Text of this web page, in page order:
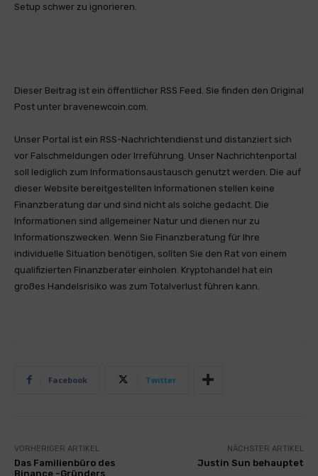
Setup schwer zu ignorieren.
Dieser Beitrag ist ein öffentlicher RSS Feed. Sie finden den Original
Post unter bravenewcoin.com.
Unser Portal ist ein RSS-Nachrichtendienst und distanziert sich
vor Falschmeldungen oder Irreführung. Unser Nachrichtenportal
soll lediglich zum Informationsaustausch genutzt werden. Die auf
dieser Website bereitgestellten Informationen stellen keine
Finanzberatung dar und sind nicht als solche gedacht. Die
Informationen sind allgemeiner Natur und dienen nur zu
Informationszwecken. Wenn Sie Finanzberatung für Ihre
individuelle Situation benötigen, sollten Sie den Rat von einem
qualifizierten Finanzberater einholen. Kryptohandel hat ein
großes Handelsrisiko was zum Totalverlust führen kann.
Facebook Twitter
VORHERIGER ARTIKEL
Das Familienbüro des
Binance -Gründers
NÄCHSTER ARTIKEL
Justin Sun behauptet